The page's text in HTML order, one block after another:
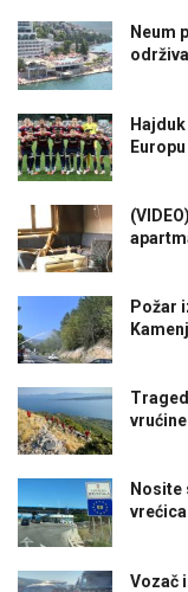
Neum
Europu
Požar
Nosite
Vozač